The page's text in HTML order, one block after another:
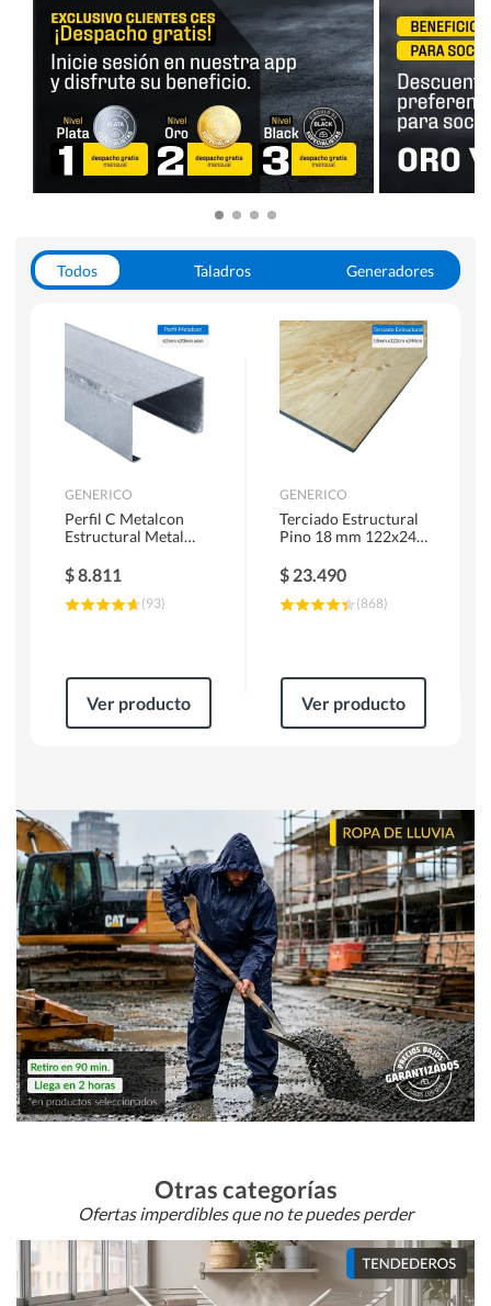
Todos Taladros
Generadores
Herramientas Manuales
Sierras Circulares
GENERICO
Perfil C Metalcon
Estructural Metal
$8.811
(93)
Ver producto
GENERICO
Terciado Estructural
Pino 18 mm 122x244
$ 23.490
(868)
Ver producto
Otras categorías
Ofertas imperdibles que no te puedes perder